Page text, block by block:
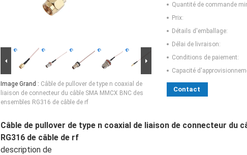
Image Grand : Câble de pullover de type n coaxial de
liaison de connecteur du câble SMA MMCX BNC des
ensembles RG316 de câble de rf
Quantité de commande
Prix:
Détails d'emballage:
Délai de livraison:
Conditions de paiement:
Capacité
Contact
Câble de pullover de type n coaxial de liaison de connecteur du
RG316 de câble de rf
description de